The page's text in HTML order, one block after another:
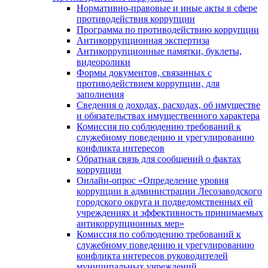
Нормативно-правовые и иные акты в сфере
противодействия коррупции
Программа по противодействию коррупции
Антикоррупционная экспертиза
Антикоррупционные памятки, буклеты,
видеоролики
Формы документов, связанных с
противодействием коррупции, для
заполнения
Сведения о доходах, расходах, об имуществе
и обязательствах имущественного характера
Комиссия по соблюдению требований к
служебному поведению и урегулированию
конфликта интересов
Обратная связь для сообщений о фактах
коррупции
Онлайн-опрос «Определение уровня
коррупции в администрации Лесозаводского
городского округа и подведомственных ей
учреждениях и эффективность принимаемых
антикоррупционных мер»
Комиссия по соблюдению требований к
служебному поведению и урегулированию
конфликта интересов руководителей